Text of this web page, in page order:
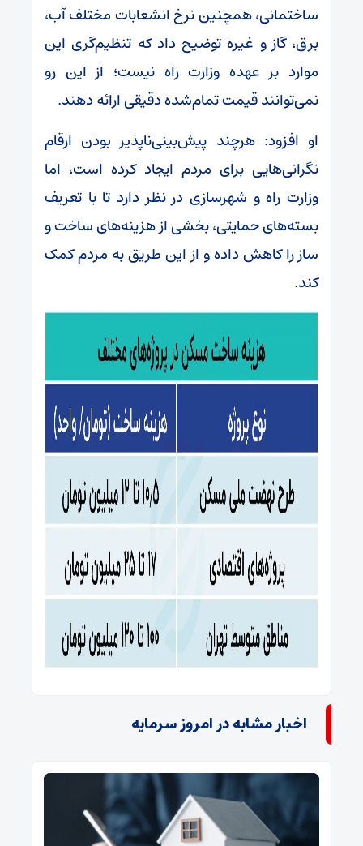
ساختمانی، همچنین نرخ انشعابات مختلف آب،
برق، گاز و غیره توضیح داد که تنظیم‌گری این
موارد بر عهده وزارت راه نیست؛ از این رو
نمی‌توانند قیمت تمام‌شده دقیقی ارائه دهند.
او افزود: هرچند پیش‌بینی‌ناپذیر بودن ارقام
نگرانی‌هایی برای مردم ایجاد کرده است، اما
وزارت راه و شهرسازی در نظر دارد تا با تعریف
بسته‌های حمایتی، بخشی از هزینه‌های ساخت و
ساز را کاهش داده و از این طریق به مردم کمک
کند.
اخبار مشابه در امروز سرمایه